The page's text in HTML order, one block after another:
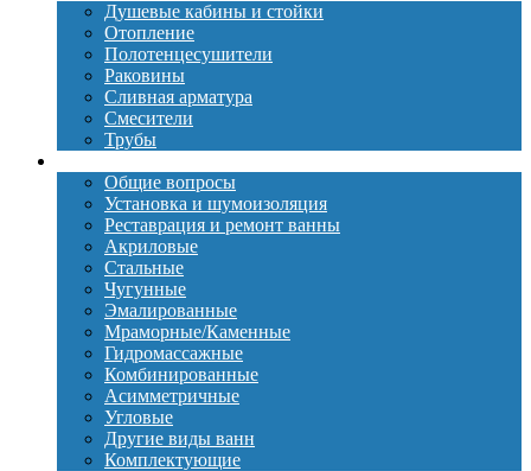
Душевые кабины и стойки
Отопление
Полотенцесушители
Раковины
Сливная арматура
Смесители
Трубы
Общие вопросы
Установка и шумоизоляция
Реставрация и ремонт ванны
Акриловые
Стальные
Чугунные
Эмалированные
Мраморные/Каменные
Гидромассажные
Комбинированные
Асимметричные
Угловые
Другие виды ванн
Комплектующие